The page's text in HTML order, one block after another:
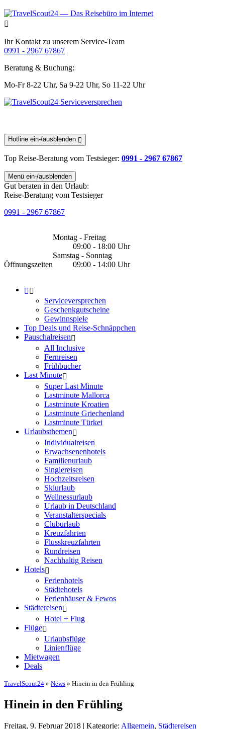
Ihr Kontakt zu unserem Service-Team
0991 - 2967 67867
Beratung & Buchung:
Mo-Fr 8-22 Uhr, Sa 9-22 Uhr, So 11-22 Uhr
Hotline ein-/ausblenden
Top Reise-Beratung vom Testsieger: 0991 - 2967 67867
Menü ein-/ausblenden
Gut beraten in den Urlaub:
Reise-Beratung vom Testsieger
0991 - 2967 67867
Öffnungszeiten
Montag - Freitag
09:00 - 18:00 Uhr
Samstag - Sonntag
09:00 - 14:00 Uhr
Serviceversprechen
Geschenkgutscheine
Gewinnspiele
Top Deals und Reise-Schnäppchen
Pauschalreisen
All Inclusive
Fernreisen
Frühbucher
Last Minute
Super Last Minute
Lastminute Mallorca
Lastminute Kroatien
Lastminute Griechenland
Lastminute Türkei
Urlaubsthemen
Individualreisen
Erwachsenenhotels
Familienurlaub
Singlereisen
Hochzeitsreisen
Skiurlaub
Wellnessurlaub
Urlaub in Deutschland
Veranstalterspecials
Cluburlaub
Kreuzfahrten
Flusskreuzfahrten
Rundreisen
Nachhaltig Reisen
Hotels
Ferienhotels
Städtehotels
Ferienhäuser & Fewos
Städtereisen
Hotel + Flug
Flüge
Urlaubsflüge
Linienflüge
Mietwagen
Deals
TravelScout24 » News » Hinein in den Frühling
Hinein in den Frühling
Freitag, 9. Februar 2018 | Kategorie: Allgemein, Städtereisen